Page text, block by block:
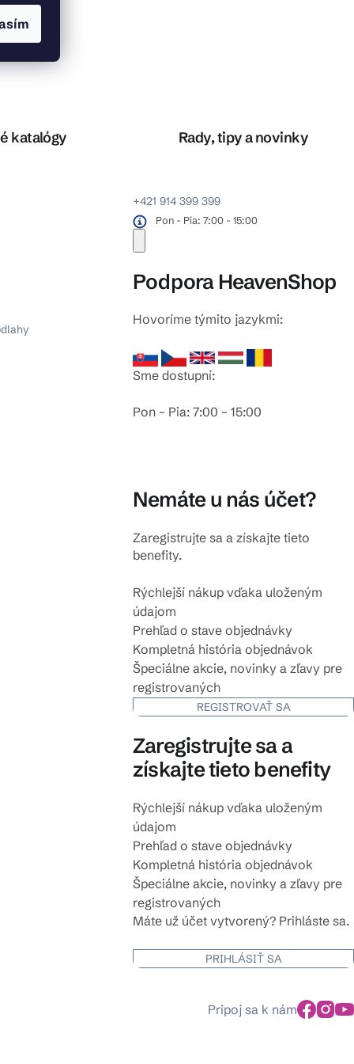
katalógy Rady, tipy a novinky
+421 914 399 399
Pon - Pia: 7:00 - 15:00
Podpora HeavenShop
Hovoríme týmito jazykmi:
Sme dostupní:
Pon – Pia: 7:00 – 15:00
Nemáte u nás účet?
Zaregistrujte sa a získajte tieto
benefity.
Rýchlejší nákup vďaka uloženým
údajom
Prehľad o stave objednávky
Kompletná história objednávok
Špeciálne akcie, novinky a zľavy pre
registrovaných
REGISTROVAŤ SA
Zaregistrujte sa a
získajte tieto benefity
Rýchlejší nákup vďaka uloženým
údajom
Prehľad o stave objednávky
Kompletná história objednávok
Špeciálne akcie, novinky a zľavy pre
registrovaných
Máte už účet vytvorený? Prihláste sa.
PRIHLÁSIŤ SA
Pripoj sa k nám